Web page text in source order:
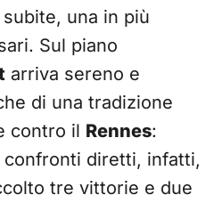
una in più
Sul piano
arriva sereno e
di una tradizione
contro il Rennes:
diretti, infatti,
tre vittorie e due